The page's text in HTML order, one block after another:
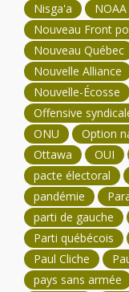
Nisga'a
NOAA
Nouveau Front
Nouveau Québec
Nouvelle Alliance
Nouvelle-Écosse
Offensive
ONU
Option
Ottawa
OUI
pacte électoral
pandémie
parti de gauche
Parti québécois
Paul Cliche
pays sans armée